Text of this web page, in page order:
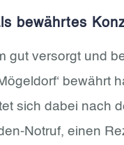
bewährtes
gut versorgt und
sich dabei nach
Notruf, einen